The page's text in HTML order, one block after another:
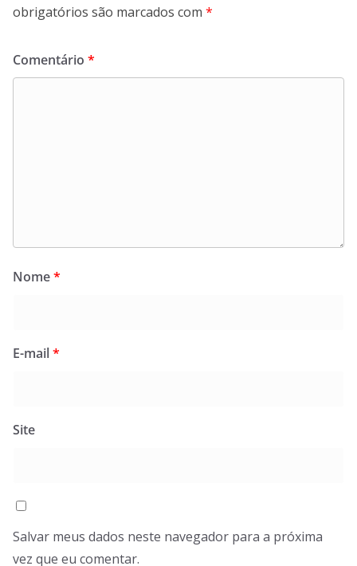
obrigatórios são marcados com *
Comentário *
Nome*
E-mail*
Site
Salvar meus dados neste navegador para a próxima
vez que eu comentar.